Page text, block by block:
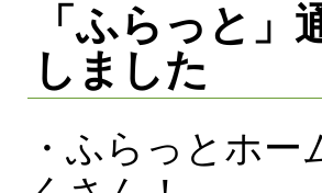
「ふらっと
しました
・ふらっとホ